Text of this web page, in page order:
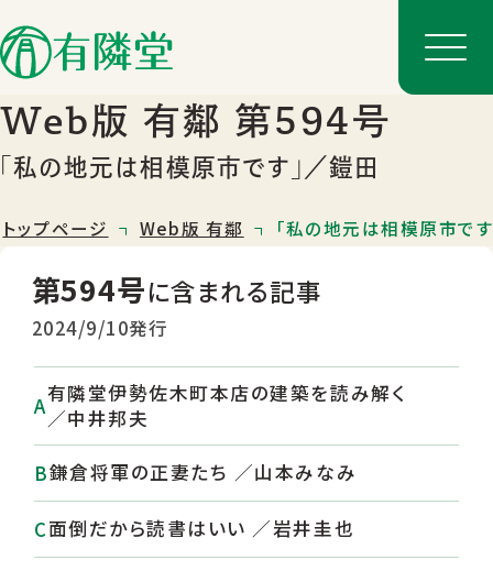
店舗一覧
店舗のご案内
Web版 有鄰 第594号
「私の地元は相模原市です」／鎧田
トップページ Web版 有鄰 「私の地元は相模原市で
第594号に含まれる記事
2024/9/10発行
有隣堂伊勢佐木町本店の建築を読み解く
／中井邦夫
鎌倉将軍の正妻たち ／山本みなみ
面倒だから読書はいい ／岩井圭也